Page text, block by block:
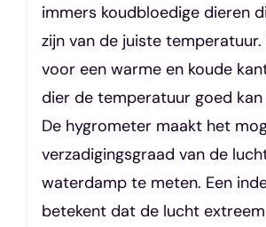
immers koudbloedige dieren
zijn van de juiste
voor een warme en koude
dier de temperatuur goed kan
De hygrometer maakt het
verzadigingsgraad van de
waterdamp te meten. Een
betekent dat de lucht